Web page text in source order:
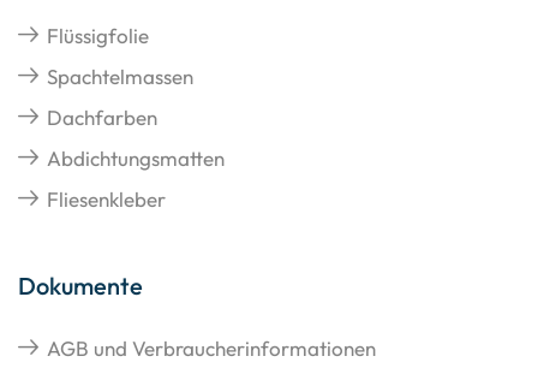
Flüssigfolie
Spachtelmassen
Dachfarben
Abdichtungsmatten
Fliesenkleber
Dokumente
AGB und Verbraucherinformationen